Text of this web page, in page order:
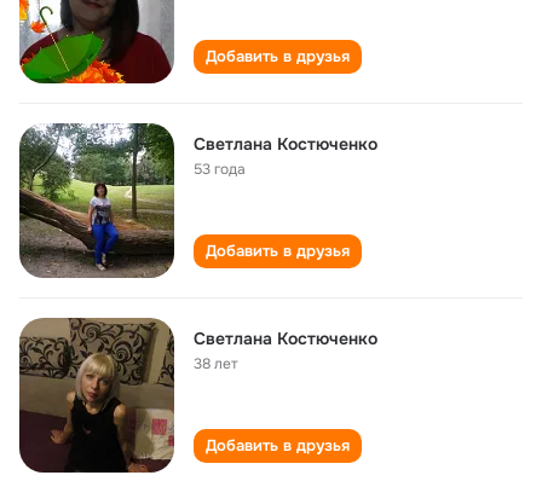
Добавить в друзья
Светлана Костюченко
53 года
Добавить в друзья
Светлана Костюченко
38 лет
Добавить в друзья